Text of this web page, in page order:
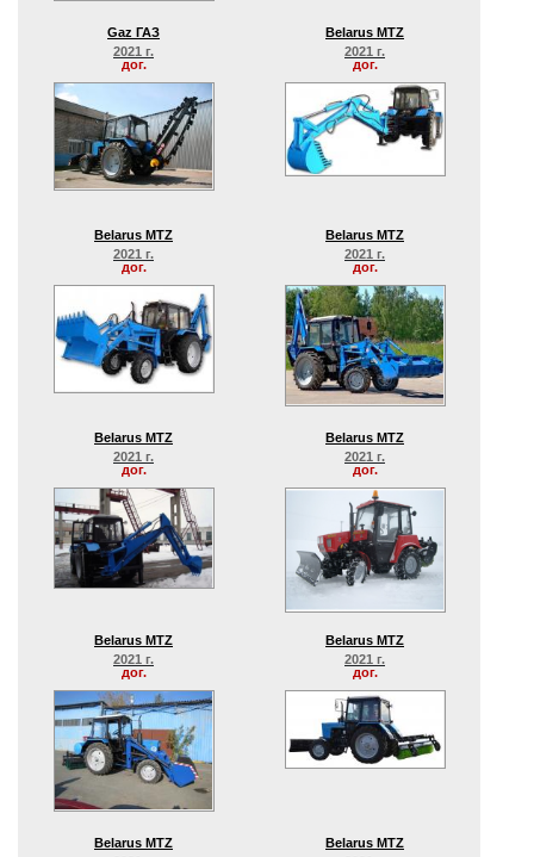
Gaz ГАЗ
2021 г.
дог.
Belarus MTZ
2021 г.
дог.
Belarus MTZ
2021 г.
дог.
Belarus MTZ
2021 г.
дог.
Belarus MTZ
2021 г.
дог.
Belarus MTZ
2021 г.
дог.
Belarus MTZ
2021 г.
дог.
Belarus MTZ
2021 г.
дог.
Belarus MTZ
Belarus MTZ